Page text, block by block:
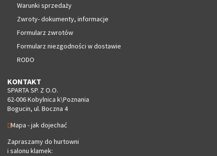
Warunki sprzedaży
Zwroty- dokumenty, informacje
Formularz zwrotów
Formularz niezgodności w dostawie
RODO
KONTAKT
SPARTA SP. Z O.O.
62-006 Kobylnica k\Poznania
Bogucin, ul. Boczna 4
Mapa - jak dojechać
Zapraszamy do hurtowni
i salonu klamek: